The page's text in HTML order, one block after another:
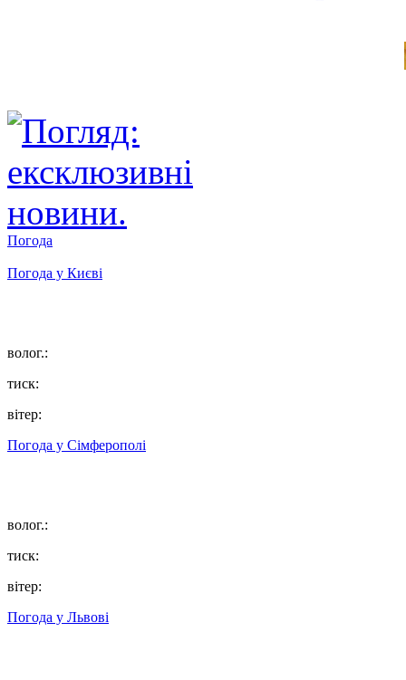
Погода
Погода у Києві
волог.:
тиск:
вітер:
Погода у Сімферополі
волог.:
тиск:
вітер:
Погода у Львові